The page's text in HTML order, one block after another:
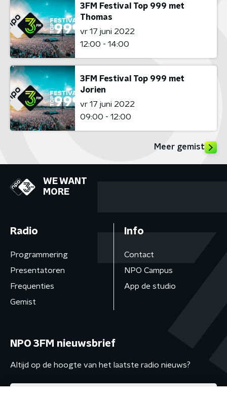
3FM Festival Top 999 met
Thomas
vr 17 juni 2022
12:00 - 14:00
3FM Festival Top 999 met
Jorien
vr 17 juni 2022
09:00 - 12:00
Meer gemist
WE WANT
MORE
Radio
Programmering
Presentatoren
Frequenties
Gemist
Info
Contact
NPO Campus
App de studio
NPO 3FM nieuwsbrief
Altijd op de hoogte van het laatste radio nieuws?